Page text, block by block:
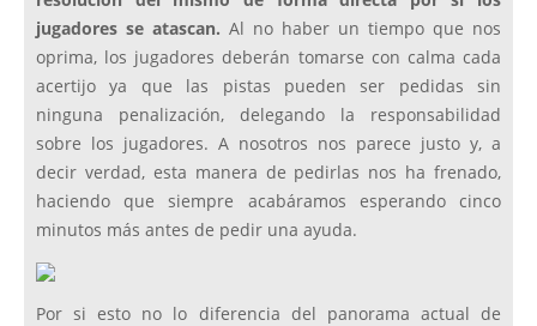
jugadores se atascan. Al no haber un tiempo que nos
oprima, los jugadores deberán tomarse con calma cada
acertijo ya que las pistas pueden ser pedidas sin
ninguna penalización, delegando la responsabilidad
sobre los jugadores. A nosotros nos parece justo y, a
decir verdad, esta manera de pedirlas nos ha frenado,
haciendo que siempre acabáramos esperando cinco
minutos más antes de pedir una ayuda.
Por si esto no lo diferencia del panorama actual de